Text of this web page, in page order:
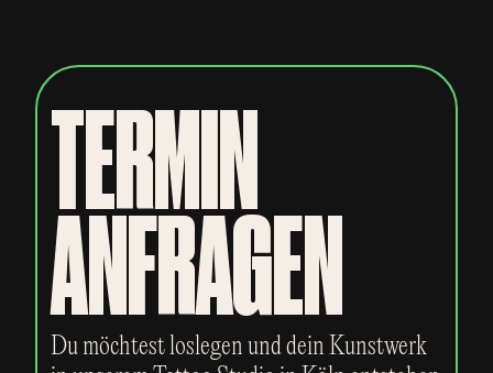
TERMIN
ANFRAGEN
Du möchtest loslegen und dein Kunstwerk